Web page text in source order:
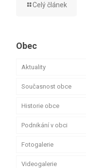
Celý článek
Obec
Aktuality
Současnost obce
Historie obce
Podnikání v obci
Fotogalerie
Videogalerie